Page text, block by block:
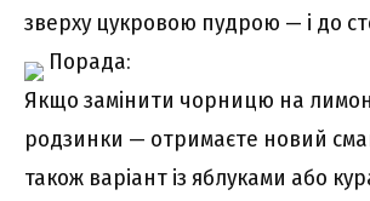
зверху цукровою пудрою — і до
Порада:
Якщо замінити чорницю на
родзинки — отримаєте новий
також варіант із яблуками або